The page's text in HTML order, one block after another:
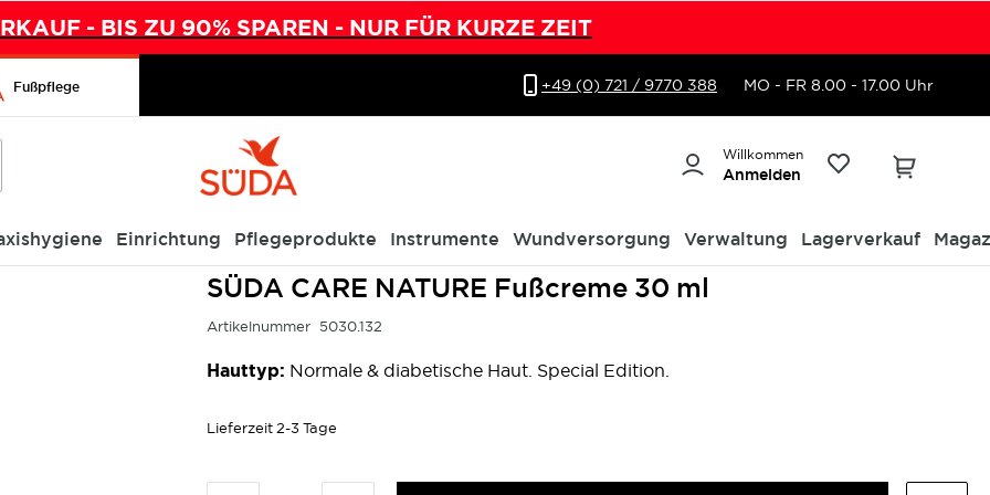
- BIS ZU 90% SPAREN - NUR FÜR KURZE ZEIT
Fußpflege +49 (0) 721 / 9770 388 MO - FR 8.00 - 17.00 Uhr
Willkommen
Anmelden
Einrichtung Pflegeprodukte Instrumente Wundversorgung Verwaltung Lagerverkauf
Fußcreme 30 ml
SÜDA CARE NATURE Fußcreme 30 ml
Artikelnummer 5030.132
Hauttyp: Normale & diabetische Haut. Special Edition.
Lieferzeit 2-3 Tage